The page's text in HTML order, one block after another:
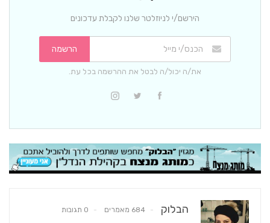
הירשם/י לניוזלטר שלנו לקבלת עדכונים
הרשמה
את/ה יכול/ה לבטל את ההרשמה בכל עת.
הבלוק 684 מאמרים 0 תגובות